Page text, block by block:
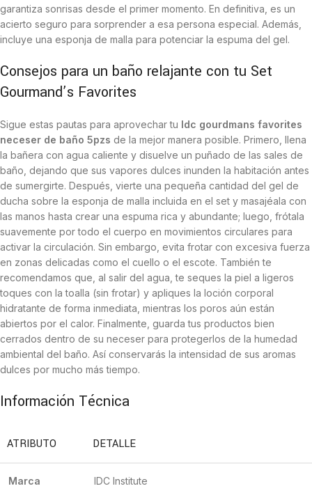
garantiza sonrisas desde el primer momento. En definitiva, es un
acierto seguro para sorprender a esa persona especial. Además,
incluye una esponja de malla para potenciar la espuma del gel.
Consejos para un baño relajante con tu Set
Gourmand’s Favorites
Sigue estas pautas para aprovechar tu Idc gourdmans favorites
neceser de baño 5pzs de la mejor manera posible. Primero, llena
la bañera con agua caliente y disuelve un puñado de las sales de
baño, dejando que sus vapores dulces inunden la habitación antes
de sumergirte. Después, vierte una pequeña cantidad del gel de
ducha sobre la esponja de malla incluida en el set y masajéala con
las manos hasta crear una espuma rica y abundante; luego, frótala
suavemente por todo el cuerpo en movimientos circulares para
activar la circulación. Sin embargo, evita frotar con excesiva fuerza
en zonas delicadas como el cuello o el escote. También te
recomendamos que, al salir del agua, te seques la piel a ligeros
toques con la toalla (sin frotar) y apliques la loción corporal
hidratante de forma inmediata, mientras los poros aún están
abiertos por el calor. Finalmente, guarda tus productos bien
cerrados dentro de su neceser para protegerlos de la humedad
ambiental del baño. Así conservarás la intensidad de sus aromas
dulces por mucho más tiempo.
Información Técnica
ATRIBUTO DETALLE
Marca IDC Institute